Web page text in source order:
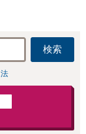
：開示請求の
見照会が来たと
対処法、被害
の示談交渉
検索